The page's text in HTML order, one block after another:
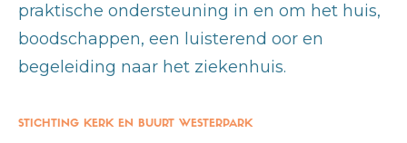
praktische ondersteuning in en om het huis,
boodschappen, een luisterend oor en
begeleiding naar het ziekenhuis.
STICHTING KERK EN BUURT WESTERPARK